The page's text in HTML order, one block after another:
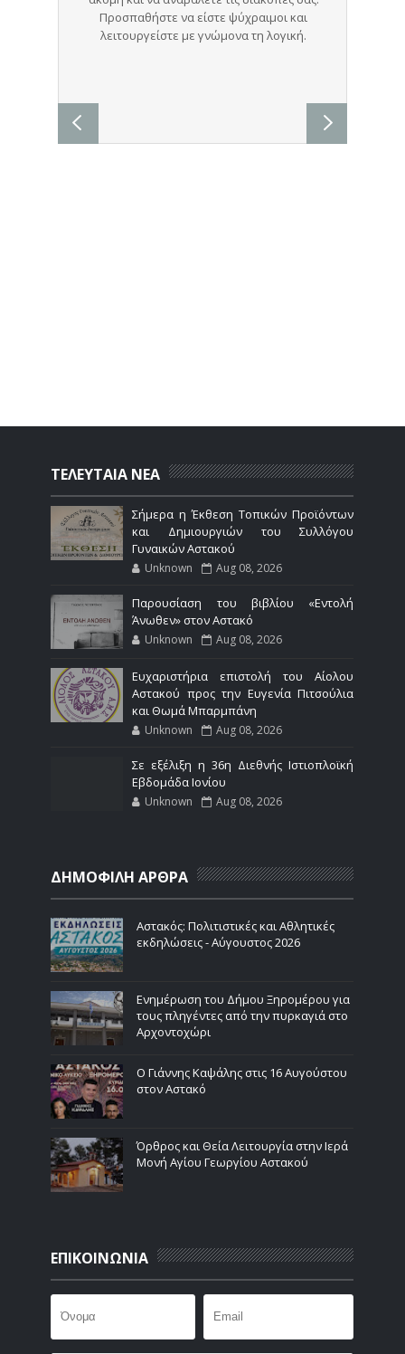
ΤΕΛΕΥΤΑΙΑ ΝΕΑ
Σήμερα η Έκθεση Τοπικών Προϊόντων
και Δημιουργιών του Συλλόγου
Γυναικών Αστακού
Unknown Aug 08, 2026
Παρουσίαση του βιβλίου «Εντολή
Άνωθεν» στον Αστακό
Unknown Aug 08, 2026
Ευχαριστήρια επιστολή του Αίολου
Αστακού προς την Ευγενία Πιτσούλια
και Θωμά Μπαρμπάνη
Unknown Aug 08, 2026
Σε εξέλιξη η 36η Διεθνής Ιστιοπλοϊκή
Εβδομάδα Ιονίου
Unknown Aug 08, 2026
ΔΗΜΟΦΙΛΗ ΑΡΘΡΑ
Αστακός: Πολιτιστικές και Αθλητικές
εκδηλώσεις - Αύγουστος 2026
Ενημέρωση του Δήμου Ξηρομέρου για
τους πληγέντες από την πυρκαγιά στο
Αρχοντοχώρι
Ο Γιάννης Καψάλης στις 16 Αυγούστου
στον Αστακό
Όρθρος και Θεία Λειτουργία στην Ιερά
Μονή Αγίου Γεωργίου Αστακού
ΕΠΙΚΟΙΝΩΝΙΑ